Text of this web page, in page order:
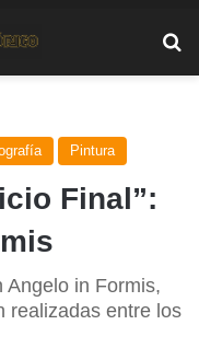
Pintura
Final”:
Angelo in Formis,
realizadas entre los